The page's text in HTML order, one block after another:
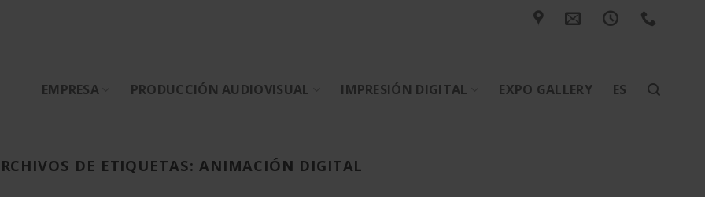
EMPRESA PRODUCCIÓN AUDIOVISUAL IMPRESIÓN DIGITAL EXPO GALLERY ES
DE ETIQUETAS: ANIMACIÓN DIGITAL